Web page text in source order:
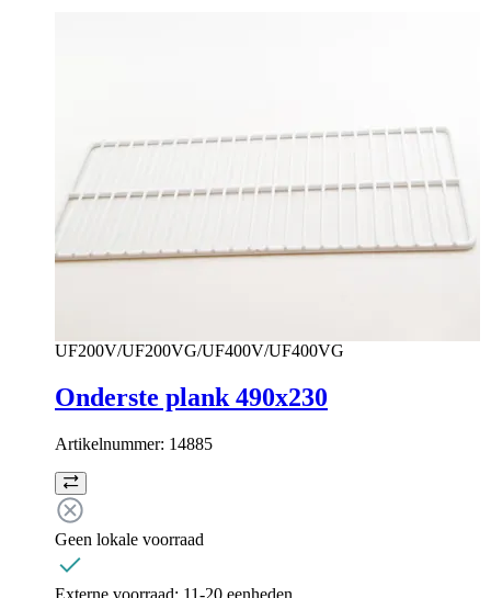
UF200V/UF200VG/UF400V/UF400VG
Onderste plank 490x230
Artikelnummer: 14885
Geen lokale voorraad
Externe voorraad: 11-20 eenheden